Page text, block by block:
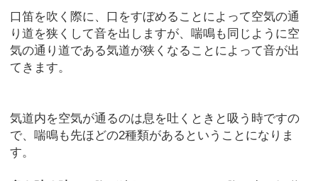
口笛を吹く際に、口をすぼめることによって空気の通
り道を狭くして音を出しますが、喘鳴も同じように空
気の通り道である気道が狭くなることによって音が出
てきます。
気道内を空気が通るのは息を吐くときと吸う時ですの
で、喘鳴も先ほどの2種類があるということになりま
す。